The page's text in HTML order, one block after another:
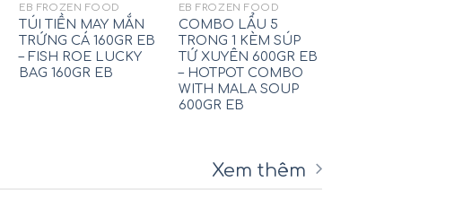
EB FROZEN FOOD
TÚI TIỀN MAY MẮN
TRỨNG CÁ 160GR EB
– FISH ROE LUCKY
BAG 160GR EB
EB FROZEN FOOD
COMBO LẨU 5
TRONG 1 KÈM SÚP
TỨ XUYÊN 600GR EB
– HOTPOT COMBO
WITH MALA SOUP
600GR EB
Xem thêm